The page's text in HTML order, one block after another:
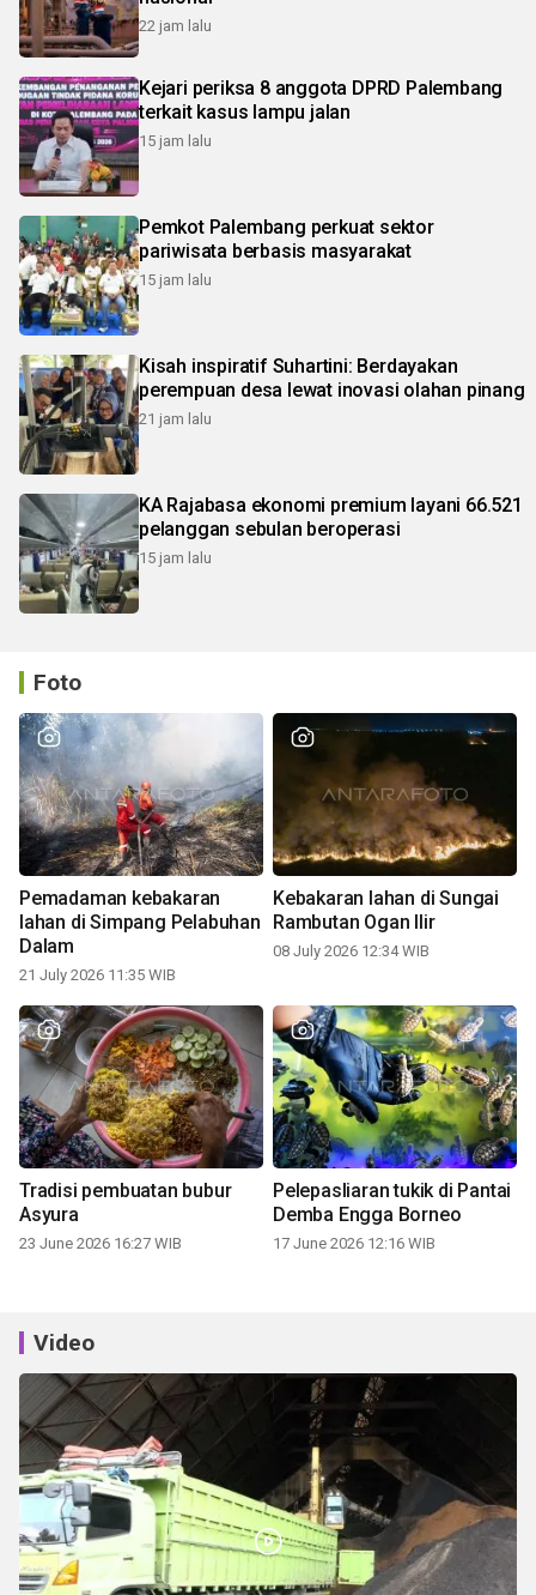
22 jam lalu
Kejari periksa 8 anggota DPRD Palembang
terkait kasus lampu jalan
15 jam lalu
Pemkot Palembang perkuat sektor
pariwisata berbasis masyarakat
15 jam lalu
Kisah inspiratif Suhartini: Berdayakan
perempuan desa lewat inovasi olahan pinang
21 jam lalu
KA Rajabasa ekonomi premium layani 66.521
pelanggan sebulan beroperasi
15 jam lalu
Foto
Pemadaman kebakaran
lahan di Simpang Pelabuhan
Dalam
21 July 2026 11:35 WIB
Kebakaran lahan di Sungai
Rambutan Ogan Ilir
08 July 2026 12:34 WIB
Tradisi pembuatan bubur
Asyura
23 June 2026 16:27 WIB
Pelepasliaran tukik di Pantai
Demba Engga Borneo
17 June 2026 12:16 WIB
Video